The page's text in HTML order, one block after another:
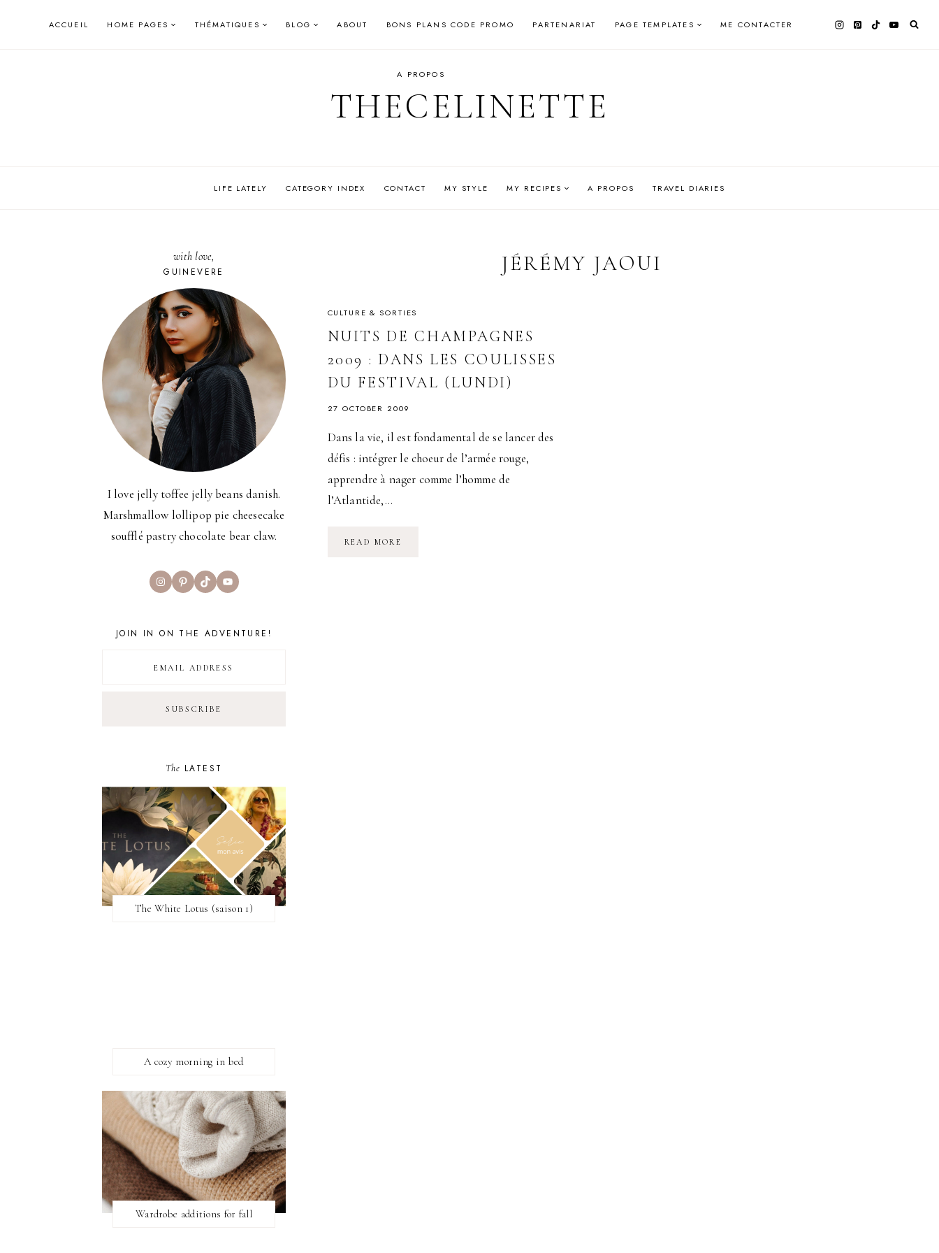
ACCUEIL HOME PAGES THÉMATIQUES BLOG ABOUT BONS PLANS CODE PROMO PARTENARIAT PAGE TEMPLATES ME CONTACTER
A PROPOS
THECELINETTE
LIFE LATELY CATEGORY INDEX CONTACT MY STYLE MY RECIPES A PROPOS TRAVEL DIARIES
JÉRÉMY JAOUI
CULTURE & SORTIES
NUITS DE CHAMPAGNES
2009 : DANS LES COULISSES
DU FESTIVAL (LUNDI)
27 OCTOBER 2009
Dans la vie, il est fondamental de se lancer des
défis : intégrer le choeur de l’armée rouge,
apprendre à nager comme l’homme de
l’Atlantide,…
READ MORE
with love,
GUINEVERE
I love jelly toffee jelly beans danish.
Marshmallow lollipop pie cheesecake
soufflé pastry chocolate bear claw.
InstagramPinterest
TikTokYouTube
JOIN IN ON THE ADVENTURE!
The LATEST
The White Lotus (saison 1)
A cozy morning in bed
Wardrobe additions for fall